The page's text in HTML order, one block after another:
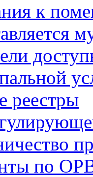
к
реестры
по